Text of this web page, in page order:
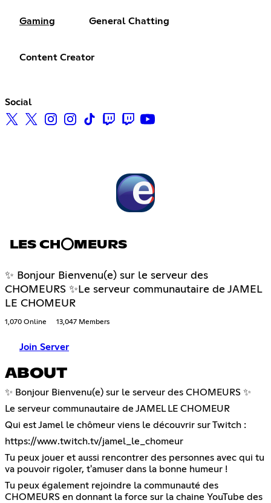
Gaming General Chatting
Content Creator
Social
LES CH⭕MEURS
✨ Bonjour Bienvenu(e) sur le serveur des
CHOMEURS ✨Le serveur communautaire de JAMEL
LE CHOMEUR
1,070 Online 13,047 Members
Join Server
ABOUT
✨ Bonjour Bienvenu(e) sur le serveur des CHOMEURS ✨
Le serveur communautaire de JAMEL LE CHOMEUR
Qui est Jamel le chômeur viens le découvrir sur Twitch :
https://www.twitch.tv/jamel_le_chomeur
Tu peux jouer et aussi rencontrer des personnes avec qui tu
va pouvoir rigoler, t'amuser dans la bonne humeur !
Tu peux également rejoindre la communauté des
CHOMEURS en donnant la force sur la chaine YouTube des